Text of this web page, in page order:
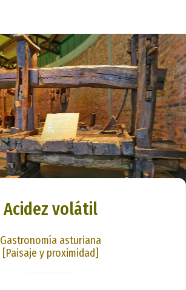
Acidez volátil
Gastronomía asturiana
[Paisaje y proximidad]